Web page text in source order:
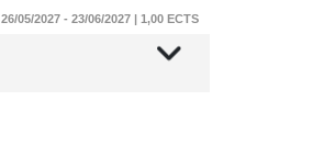
26/05/2027 - 23/06/2027 | 1,00 ECTS